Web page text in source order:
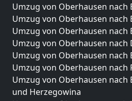
Umzug von Oberhausen nach
Umzug von Oberhausen nach
Umzug von Oberhausen nach
Umzug von Oberhausen nach
Umzug von Oberhausen nach
Umzug von Oberhausen nach
Umzug von Oberhausen nach
und Herzegowina